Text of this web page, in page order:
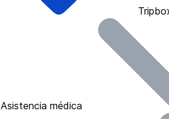
Asistencia médica